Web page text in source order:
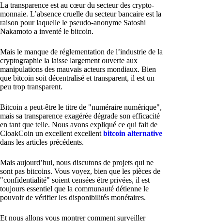
La transparence est au cœur du secteur des crypto-
monnaie. L’absence cruelle du secteur bancaire est la
raison pour laquelle le pseudo-anonyme Satoshi
Nakamoto a inventé le bitcoin.
Mais le manque de réglementation de l’industrie de la
cryptographie la laisse largement ouverte aux
manipulations des mauvais acteurs mondiaux. Bien
que bitcoin soit décentralisé et transparent, il est un
peu trop transparent.
Bitcoin a peut-être le titre de "numéraire numérique",
mais sa transparence exagérée dégrade son efficacité
en tant que telle. Nous avons expliqué ce qui fait de
CloakCoin un excellent excellent bitcoin alternative
dans les articles précédents.
Mais aujourd’hui, nous discutons de projets qui ne
sont pas bitcoins. Vous voyez, bien que les pièces de
"confidentialité" soient censées être privées, il est
toujours essentiel que la communauté détienne le
pouvoir de vérifier les disponibilités monétaires.
Et nous allons vous montrer comment surveiller